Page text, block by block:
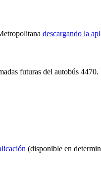
descargando la
futuras del autobús 4470.
(disponible en